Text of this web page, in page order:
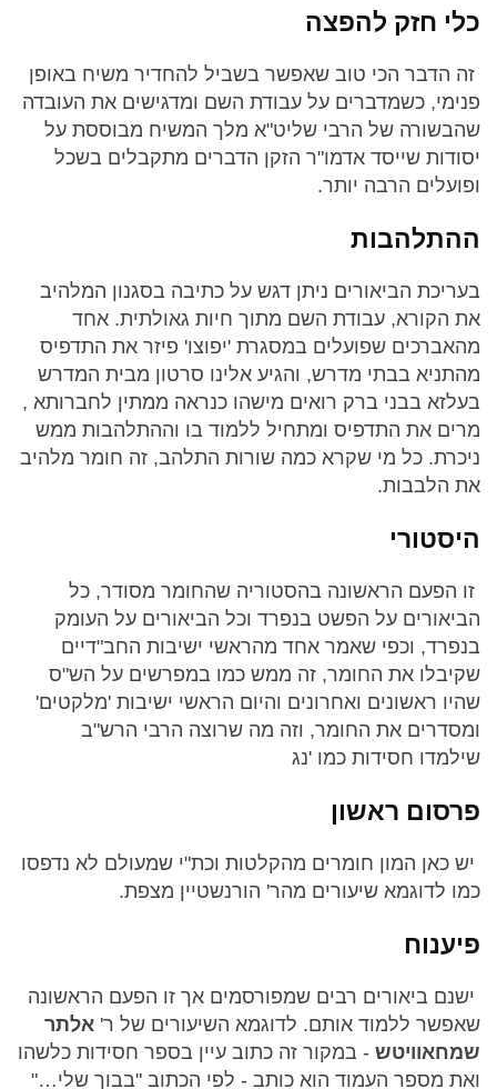
כלי חזק להפצה
זה הדבר הכי טוב שאפשר בשביל להחדיר משיח באופן
פנימי, כשמדברים על עבודת השם ומדגישים את העובדה
שהבשורה של הרבי שליט"א מלך המשיח מבוססת על
יסודות שייסד אדמו"ר הזקן הדברים מתקבלים בשכל
ופועלים הרבה יותר.
ההתלהבות
בעריכת הביאורים ניתן דגש על כתיבה בסגנון המלהיב
את הקורא, עבודת השם מתוך חיות גאולתית. אחד
מהאברכים שפועלים במסגרת 'יפוצו' פיזר את התדפיס
מהתניא בבתי מדרש, והגיע אלינו סרטון מבית המדרש
בעלזא בבני ברק רואים מישהו כנראה ממתין לחברותא ,
מרים את התדפיס ומתחיל ללמוד בו וההתלהבות ממש
ניכרת. כל מי שקרא כמה שורות התלהב, זה חומר מלהיב
את הלבבות.
היסטורי
זו הפעם הראשונה בהסטוריה שהחומר מסודר, כל
הביאורים על הפשט בנפרד וכל הביאורים על העומק
בנפרד, וכפי שאמר אחד מהראשי ישיבות החב"דיים
שקיבלו את החומר, זה ממש כמו במפרשים על הש"ס
שהיו ראשונים ואחרונים והיום הראשי ישיבות 'מלקטים'
ומסדרים את החומר, וזה מה שרוצה הרבי הרש"ב
שילמדו חסידות כמו 'נג
פרסום ראשון
יש כאן המון חומרים מהקלטות וכת"י שמעולם לא נדפסו
כמו לדוגמא שיעורים מהר' הורנשטיין מצפת.
פיענוח
ישנם ביאורים רבים שמפורסמים אך זו הפעם הראשונה
שאפשר ללמוד אותם. לדוגמא השיעורים של ר' אלתר
שמחאוויטש - במקור זה כתוב עיין בספר חסידות כלשהו
ואת מספר העמוד הוא כותב - לפי הכתוב "בבוך שלי…"